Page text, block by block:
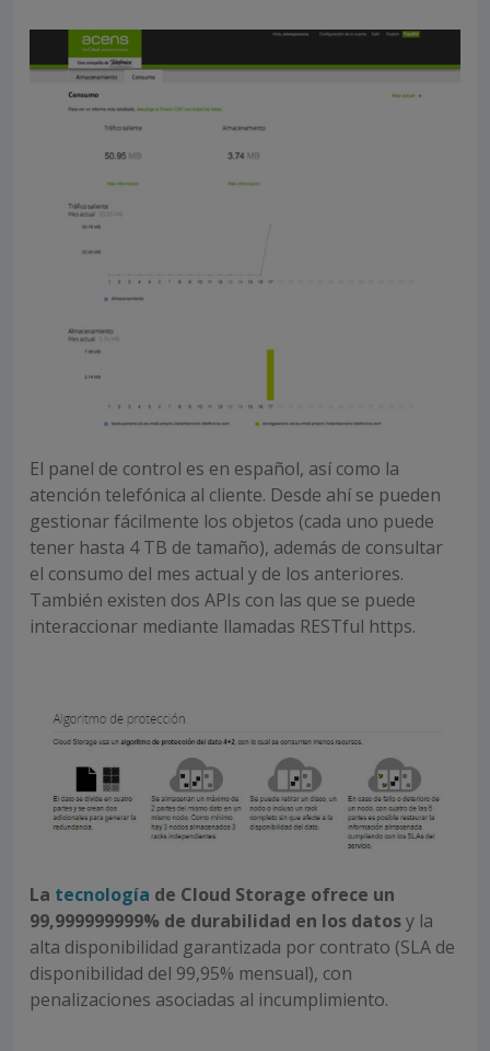
El panel de control es en español, así como la
atención telefónica al cliente. Desde ahí se pueden
gestionar fácilmente los objetos (cada uno puede
tener hasta 4 TB de tamaño), además de consultar
el consumo del mes actual y de los anteriores.
También existen dos APIs con las que se puede
interaccionar mediante llamadas RESTful https.
La tecnología de Cloud Storage ofrece un
99,999999999% de durabilidad en los datosy la
alta disponibilidad garantizada por contrato (SLA de
disponibilidad del 99,95% mensual), con
penalizaciones asociadas al incumplimiento.